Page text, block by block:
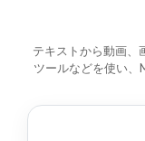
テキストから動画、
ツールなどを使い、